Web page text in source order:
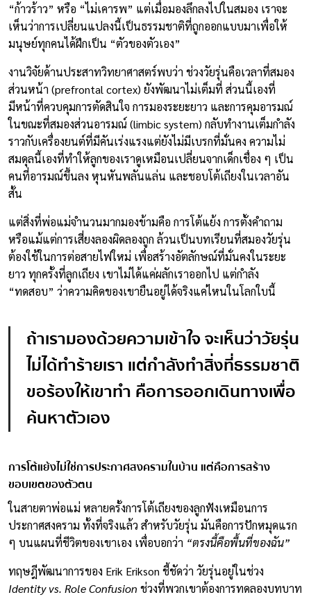
“ก้าวร้าว” หรือ “ไม่เคารพ” แต่เมื่อมองลึกลงไปในสมอง เราจะ
เห็นว่าการเปลี่ยนแปลงนี้เป็นธรรมชาติที่ถูกออกแบบมาเพื่อให้
มนุษย์ทุกคนได้ฝึกเป็น “ตัวของตัวเอง”
งานวิจัยด้านประสาทวิทยาศาสตร์พบว่า ช่วงวัยรุ่นคือเวลาที่สมอง
ส่วนหน้า (prefrontal cortex) ยังพัฒนาไม่เต็มที่ ส่วนนี้เองที่
มีหน้าที่ควบคุมการตัดสินใจ การมองระยะยาว และการคุมอารมณ์
ในขณะที่สมองส่วนอารมณ์ (limbic system) กลับทำงานเต็มกำลัง
ราวกับเครื่องยนต์ที่มีคันเร่งแรงแต่ยังไม่มีเบรกที่มั่นคง ความไม่
สมดุลนี้เองที่ทำให้ลูกของเราดูเหมือนเปลี่ยนจากเด็กเชื่อง ๆ เป็น
คนที่อารมณ์ขึ้นลง หุนหันพลันแล่น และชอบโต้เถียงในเวลาอัน
สั้น
แต่สิ่งที่พ่อแม่จำนวนมากมองข้ามคือ การโต้แย้ง การตั้งคำถาม
หรือแม้แต่การเสี่ยงลองผิดลองถูก ล้วนเป็นบทเรียนที่สมองวัยรุ่น
ต้องใช้ในการต่อสายไฟใหม่ เพื่อสร้างอัตลักษณ์ที่มั่นคงในระยะ
ยาว ทุกครั้งที่ลูกเถียง เขาไม่ได้แค่ผลักเราออกไป แต่กำลัง
“ทดสอบ” ว่าความคิดของเขายืนอยู่ได้จริงแค่ไหนในโลกใบนี้
ถ้าเรามองด้วยความเข้าใจ จะเห็นว่าวัยรุ่น
ไม่ได้ทำร้ายเรา แต่กำลังทำสิ่งที่ธรรมชาติ
ขอร้องให้เขาทำ คือการออกเดินทางเพื่อ
ค้นหาตัวเอง
การโต้แย้งไม่ใช่การประกาศสงครามในบ้าน แต่คือการสร้าง
ขอบเขตของตัวตน
ในสายตาพ่อแม่ หลายครั้งการโต้เถียงของลูกฟังเหมือนการ
ประกาศสงคราม ทั้งที่จริงแล้ว สำหรับวัยรุ่น มันคือการปักหมุดแรก
ๆ บนแผนที่ชีวิตของเขาเอง เพื่อบอกว่า “ตรงนี้คือพื้นที่ของฉัน”
ทฤษฎีพัฒนาการของ Erik Erikson ชี้ชัดว่า วัยรุ่นอยู่ในช่วง
Identity vs. Role Confusion ช่วงที่พวกเขาต้องการทดลองบทบาท